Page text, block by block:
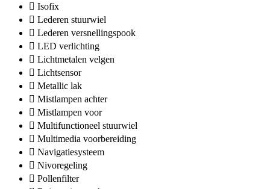
Isofix
Lederen stuurwiel
Lederen versnellingspook
LED verlichting
Lichtmetalen velgen
Lichtsensor
Metallic lak
Mistlampen achter
Mistlampen voor
Multifunctioneel stuurwiel
Multimedia voorbereiding
Navigatiesysteem
Nivoregeling
Pollenfilter